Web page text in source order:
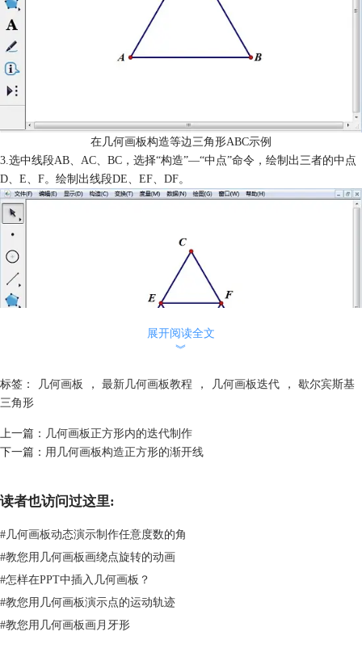
在几何画板构造等边三角形ABC示例
3.选中线段AB、AC、BC，选择“构造”—“中点”命令，绘制出三者的中点
D、E、F。绘制出线段DE、EF、DF。
在几何画板构造等边三角形DEF示例
4.选中点A、B，选择“变换”—“迭代”命令。依次点击A、D。然后选择“结
的映射”命令，再点击点E、F。如下图所示。选择“显示”中的“增加迭
展开阅读全文
︾
标签： 几何画板 ， 最新几何画板教程 ， 几何画板迭代 ，
歇尔宾斯基
三角形
上一篇： 几何画板正方形内的迭代制作
下一篇： 用几何画板构造正方形的渐开线
读者也访问过这里:
#几何画板动态演示制作任意度数的角
#教您用几何画板画绕点旋转的动画
#怎样在PPT中插入几何画板？
#教您用几何画板演示点的运动轨迹
#教您用几何画板画月牙形